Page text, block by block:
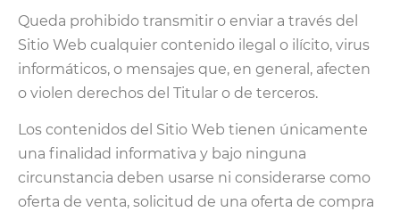
Queda prohibido transmitir o enviar a través del
Sitio Web cualquier contenido ilegal o ilícito, virus
informáticos, o mensajes que, en general, afecten
o violen derechos del Titular o de terceros.
Los contenidos del Sitio Web tienen únicamente
una finalidad informativa y bajo ninguna
circunstancia deben usarse ni considerarse como
oferta de venta, solicitud de una oferta de compra